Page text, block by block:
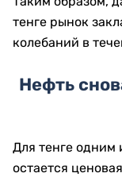
тенге рынок
колебаний в
Нефть
Для тенге одним
остается